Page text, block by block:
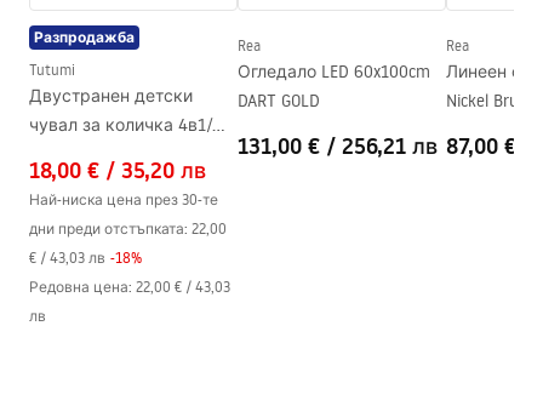
Дълбочина
70mm
Серия
Гаранция
24 месеца
Разпродажба
Tutumi
Двустранен детски
чувал за количка 4в1/
18,00 € / 35,20 лв
Най-ниска цена през 30-те
дни преди отстъпката: 22,00
€ / 43,03 лв -18%
Редовна цена: 22,00 € / 43,03
лв
Rea
Огледало LED 60x100cm
DART GOLD
131,00 € / 256,21 лв
Rea
Линеен
Nickel Brush
87,00 €